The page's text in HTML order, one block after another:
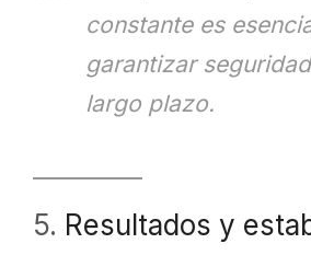
constante es
garantizar
largo plazo.
5. Resultados y